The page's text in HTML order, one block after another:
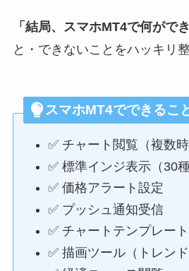
「結局、スマホMT4で何がで
と・できないことをハッキリ
スマホMT4でできるこ
✅ チャート閲覧（複数時
✅ 標準インジ表示（30種
✅ 価格アラート設定
✅ プッシュ通知受信
✅ チャートテンプレー
✅ 描画ツール（トレンド